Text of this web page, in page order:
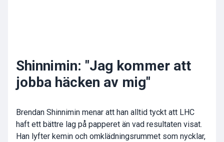
Shinnimin: "Jag kommer att
jobba häcken av mig"
Brendan Shinnimin menar att han alltid tyckt att LHC
haft ett bättre lag på papperet än vad resultaten visat.
Han lyfter kemin och omklädningsrummet som nycklar,